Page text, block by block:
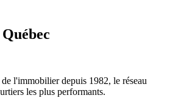
l'immobilier depuis 1982, le réseau
les plus performants.